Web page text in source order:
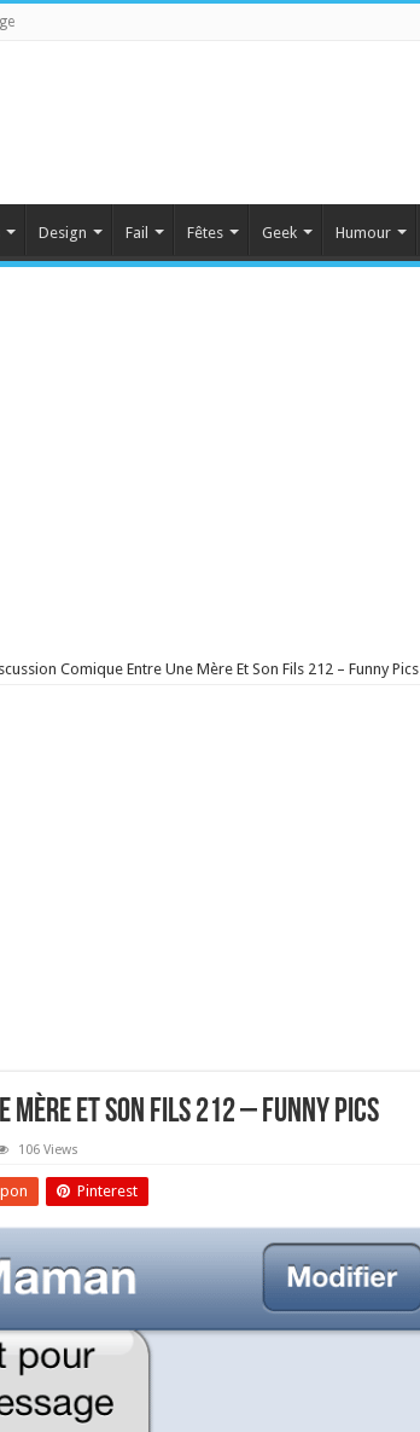
Design Fail Fêtes Geek Humour
Comique Entre Une Mère Et Son Fils 212 – Funny Pics
Mère Et Son Fils 212 – Funny Pics
106 Views
Pinterest